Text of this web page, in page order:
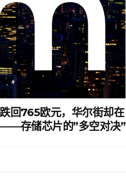
回765欧元，华尔街却在
存储芯片的”多空对决”